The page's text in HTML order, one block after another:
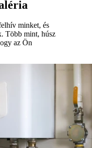
minket, és
Több mint, húsz
az Ön